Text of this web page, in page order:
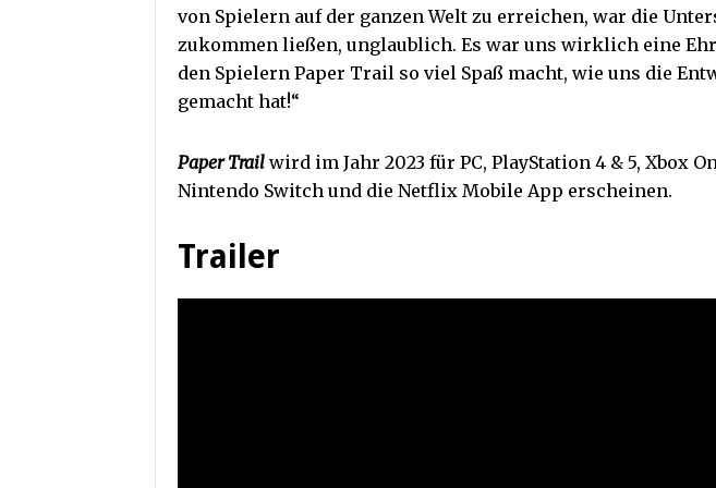
von Spielern auf der ganzen Welt zu erreichen, war die
zukommen ließen, unglaublich. Es war uns wirklich eine
den Spielern Paper Trail so viel Spaß macht, wie uns die
gemacht hat!“
Paper Trail wird im Jahr 2023 für PC, PlayStation 4 & 5, Xbox
Nintendo Switch und die Netflix Mobile App erscheinen.
Trailer